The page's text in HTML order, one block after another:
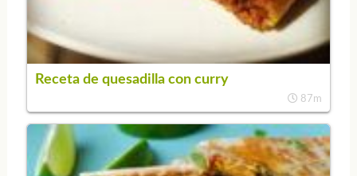
Receta de quesadilla con curry
87m